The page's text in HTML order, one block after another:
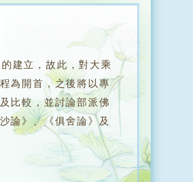
建立，故此，對大乘
為開首，之後將以專
比較，並討論部派佛
論》、《俱舍論》及